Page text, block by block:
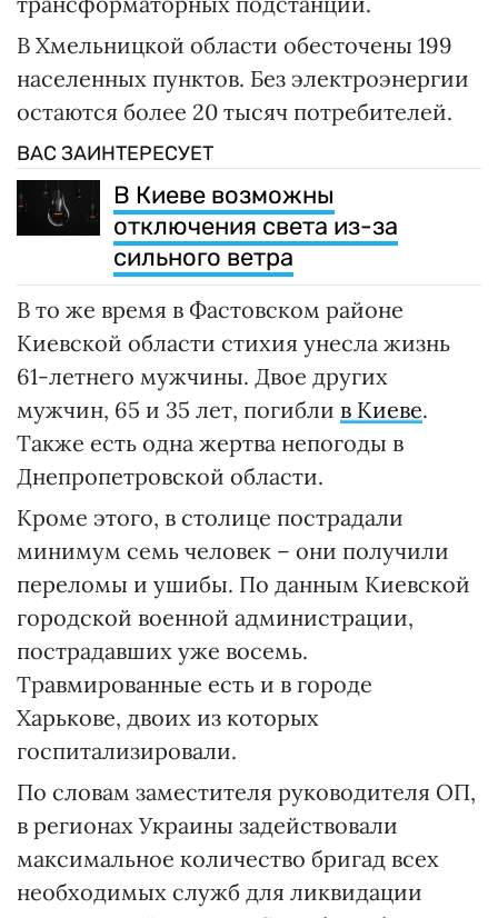
В Хмельницкой области обесточены 199
населенных пунктов. Без электроэнергии
остаются более 20 тысяч потребителей.
ВАС ЗАИНТЕРЕСУЕТ
В Киеве возможны
отключения света из-за
сильного ветра
В то же время в Фастовском районе
Киевской области стихия унесла жизнь
61-летнего мужчины. Двое других
мужчин, 65 и 35 лет, погибли в Киеве.
Также есть одна жертва непогоды в
Днепропетровской области.
Кроме этого, в столице пострадали
минимум семь человек – они получили
переломы и ушибы. По данным Киевской
городской военной администрации,
пострадавших уже восемь.
Травмированные есть и в городе
Харькове, двоих из которых
госпитализировали.
По словам заместителя руководителя ОП,
в регионах Украины задействовали
максимальное количество бригад всех
необходимых служб для ликвидации